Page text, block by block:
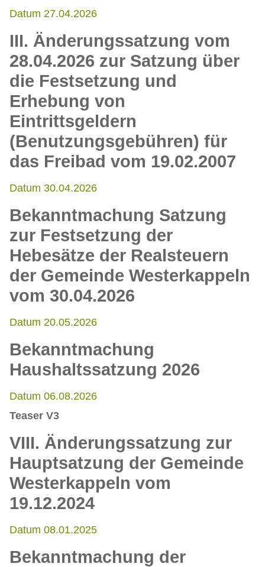
Datum 27.04.2026
III. Änderungssatzung vom
28.04.2026 zur Satzung über
die Festsetzung und
Erhebung von
Eintrittsgeldern
(Benutzungsgebühren) für
das Freibad vom 19.02.2007
Datum 30.04.2026
Bekanntmachung Satzung
zur Festsetzung der
Hebesätze der Realsteuern
der Gemeinde Westerkappeln
vom 30.04.2026
Datum 20.05.2026
Bekanntmachung
Haushaltssatzung 2026
Datum 06.08.2026
Teaser V3
VIII. Änderungssatzung zur
Hauptsatzung der Gemeinde
Westerkappeln vom
19.12.2024
Datum 08.01.2025
Bekanntmachung der